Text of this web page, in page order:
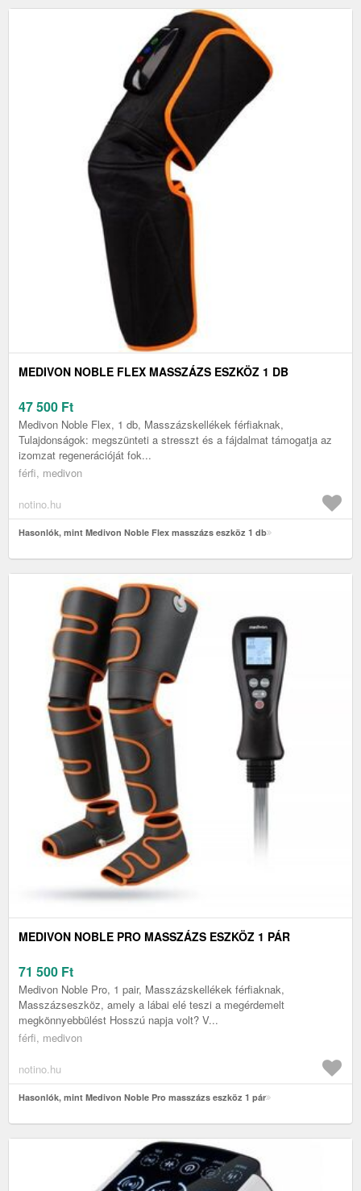
MEDIVON NOBLE FLEX MASSZÁZS ESZKÖZ 1 DB
47 500 Ft
Medivon Noble Flex, 1 db, Masszázskellékek férfiaknak,
Tulajdonságok: megszünteti a stresszt és a fájdalmat támogatja az
izomzat regenerációját fok...
férfi, medivon
notino.hu
Hasonlók, mint Medivon Noble Flex masszázs eszköz 1 db
MEDIVON NOBLE PRO MASSZÁZS ESZKÖZ 1 PÁR
71 500 Ft
Medivon Noble Pro, 1 pair, Masszázskellékek férfiaknak,
Masszázseszköz, amely a lábai elé teszi a megérdemelt
megkönnyebbülést Hosszú napja volt? V...
férfi, medivon
notino.hu
Hasonlók, mint Medivon Noble Pro masszázs eszköz 1 pár